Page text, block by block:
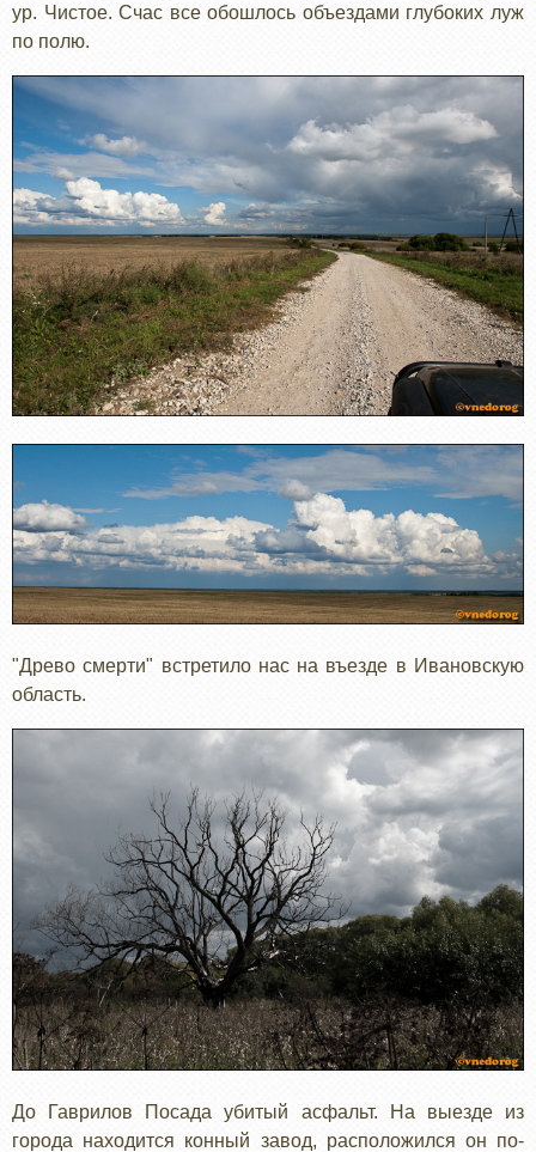
ур. Чистое. Счас все обошлось объездами глубоких луж
по полю.
"Древо смерти" встретило нас на въезде в Ивановскую
область.
До Гаврилов Посада убитый асфальт. На выезде из
города находится конный завод, расположился он по-